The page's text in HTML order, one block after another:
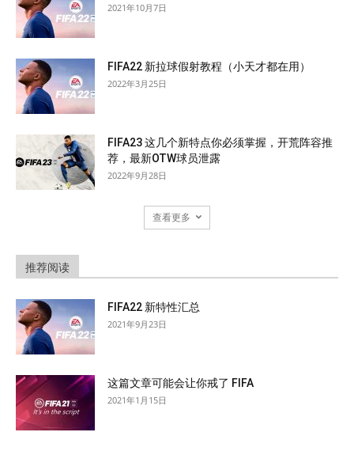
2021年10月7日
FIFA22 新拉球假射教程（小天才都在用）
2022年3月25日
FIFA23 这几个新特点你必须掌握，开荒阵容推
荐，最新OTW球员泄露
2022年9月28日
查看更多
推荐阅读
FIFA22 新特性汇总
2021年9月23日
这篇文章可能会让你戒了 FIFA
2021年1月15日